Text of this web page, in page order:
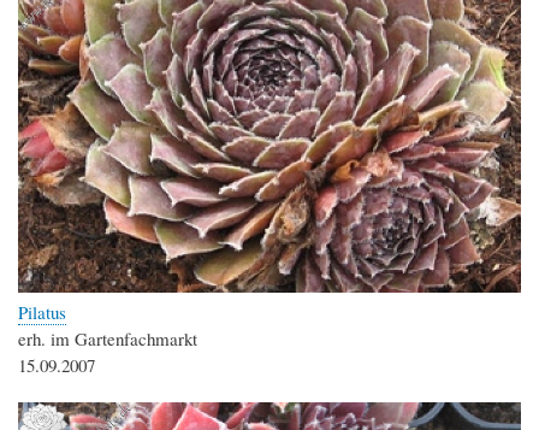
Pilatus
erh. im Gartenfachmarkt
15.09.2007